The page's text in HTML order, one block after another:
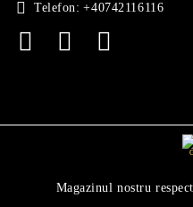
Telefon: +40742116116
Magazinul nostru